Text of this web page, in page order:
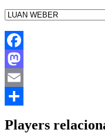
Facebook
Mastodon
Email
Players